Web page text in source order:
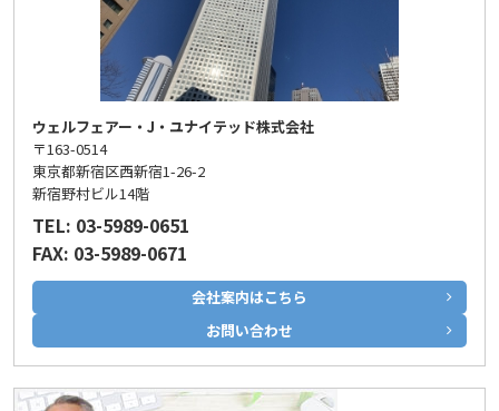
ウェルフェアー・J・ユナイテッド株式会社
〒163-0514
東京都新宿区西新宿1-26-2
新宿野村ビル14階
TEL: 03-5989-0651
FAX: 03-5989-0671
会社案内はこちら
お問い合わせ